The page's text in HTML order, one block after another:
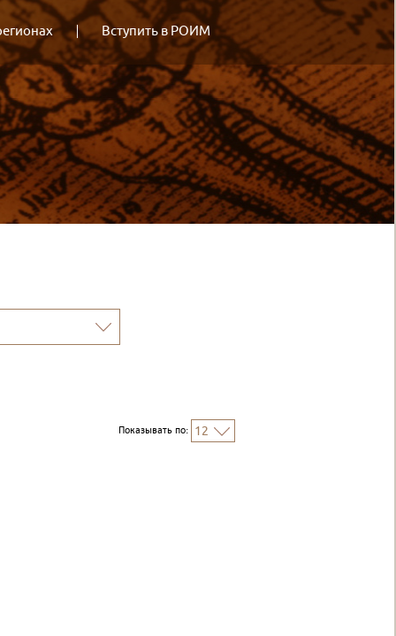
Вступить в РОИМ
Показывать по: 12